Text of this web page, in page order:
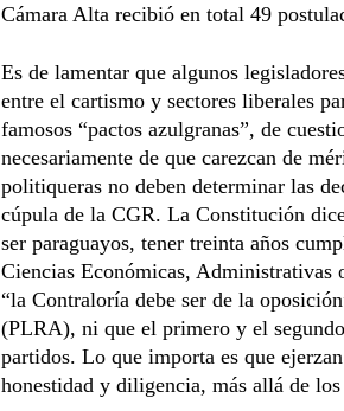
Cámara Alta recibió en total 49
Es de lamentar que algunos
entre el cartismo y sectores liberales
famosos “pactos azulgranas”, de
necesariamente de que carezcan de
politiqueras no deben determinar las
cúpula de la CGR. La Constitución
ser paraguayos, tener treinta años
Ciencias Económicas, Administrativas
“la Contraloría debe ser de la
(PLRA), ni que el primero y el
partidos. Lo que importa es que
honestidad y diligencia, más allá de